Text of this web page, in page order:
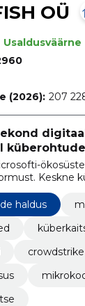
OÜ
Usaldusväärne
(2026): 207
Keskne
tagavad kiire
haldus
crowdstrike